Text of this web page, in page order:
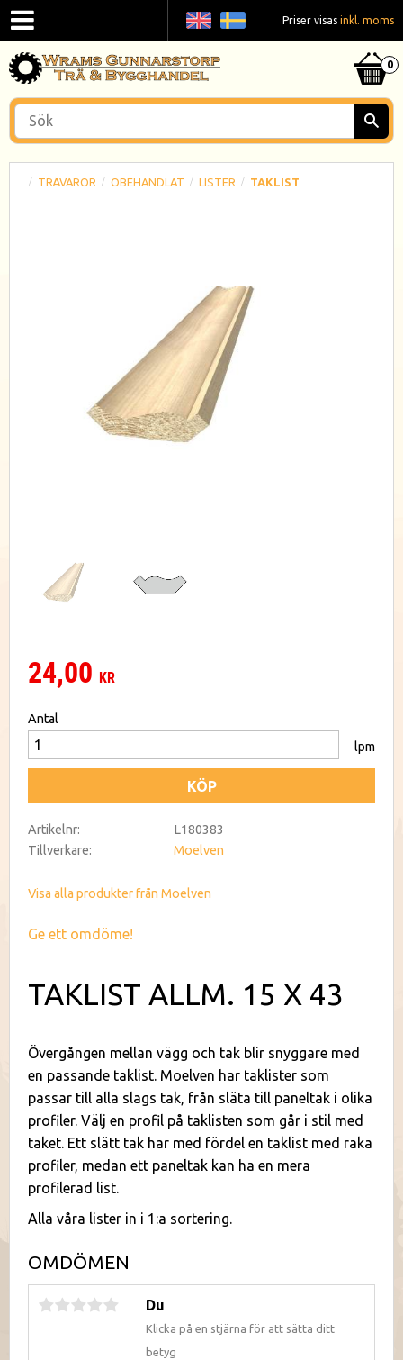
Priser visas inkl. moms
TRÄVAROR OBEHANDLAT LISTER TAKLIST
24,00 KR
Antal
lpm
KÖP
Artikelnr
L180383
Tillverkare
Moelven
Visa alla produkter från Moelven
Ge ett omdöme!
TAKLIST ALLM. 15 X 43
Övergången mellan vägg och tak blir snyggare med
en passande taklist. Moelven har taklister som
passar till alla slags tak, från släta till paneltak i olika
profiler. Välj en profil på taklisten som går i stil med
taket. Ett slätt tak har med fördel en taklist med raka
profiler, medan ett paneltak kan ha en mera
profilerad list.
Alla våra lister in i 1:a sortering.
OMDÖMEN
Du
Klicka på en stjärna för att sätta ditt
betyg